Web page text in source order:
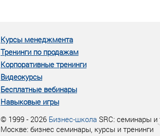
Курсы менеджмента
Тренинги по продажам
Корпоративные тренинги
Видеокурсы
Бесплатные вебинары
Навыковые игры
© 1999 - 2026 Бизнес-школа SRC: семинары и
Москве: бизнес семинары, курсы и тренинги